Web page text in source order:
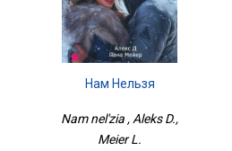
Нам Нельзя
Nam nel'zia , Aleks D.,
Meier L.